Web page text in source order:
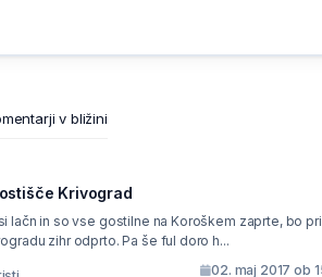
v bližini
Krivograd
lačn in so vse gostilne na Koroškem zaprte, bo pri
zihr odprto. Pa še ful doro h...
02. maj 2017 ob